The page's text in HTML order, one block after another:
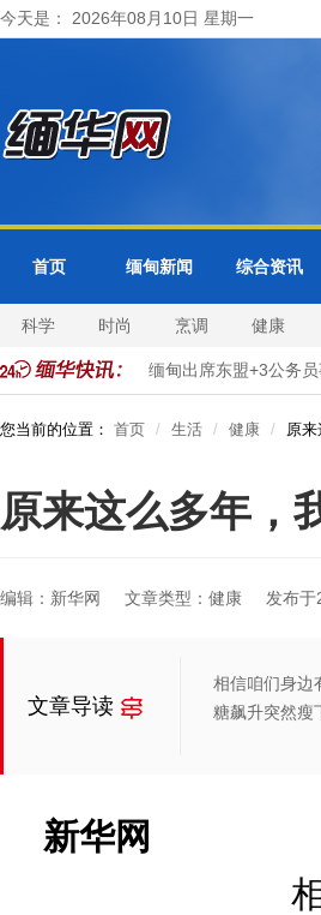
今天是： 2026年08月10日 星期一
首页 缅甸新闻 综合资讯
科学 时尚 烹调 健康
化转型 缅甸出席东盟+3公务员事
您当前的位置： 首页 生活 健康 原
原来这么多年，
编辑：新华网 文章类型：健康 发布
文章导读
相信咱们身边
糖飙升突然瘦
新华网